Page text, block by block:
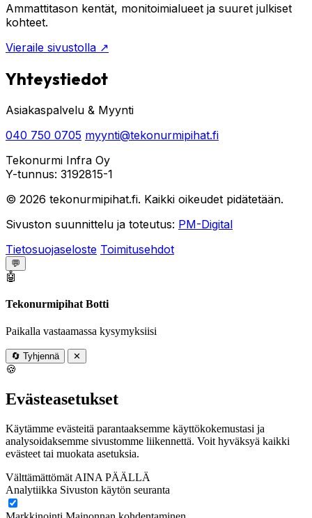
Ammattitason kentät, monitoimialueet ja suuret julkiset
kohteet.
Vieraile sivustolla ↗
Yhteystiedot
Asiakaspalvelu & Myynti
040 750 0705 myynti@tekonurmipihat.fi
Tekonurmi Infra Oy
Y-tunnus: 3192815-1
© 2026 tekonurmipihat.fi. Kaikki oikeudet pidätetään.
Sivuston suunnittelu ja toteutus: PM-Digital
Tietosuojaseloste Toimitusehdot
💬
🤖
Tekonurmipihat Botti
Paikalla vastaamassa kysymyksiisi
🔄 Tyhjennä ✕
🍪
Evästeasetukset
Käytämme evästeitä parantaaksemme käyttökokemustasi ja
analysoidaksemme sivustomme liikennettä. Voit hyväksyä kaikki
evästeet tai muokata asetuksia.
Välttämättömät AINA PÄÄLLÄ
Analytiikka Sivuston käytön seuranta